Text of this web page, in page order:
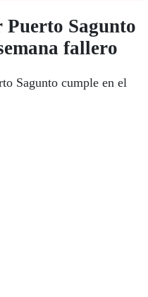
Puerto Sagunto
fallero
Sagunto cumple en el